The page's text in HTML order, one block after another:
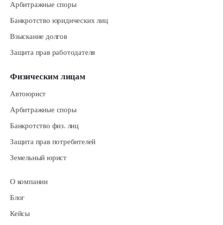
Арбитражные споры
Банкротство юридических лиц
Взыскание долгов
Защита прав работодателя
Физическим лицам
Автоюрист
Арбитражные споры
Банкротство физ. лиц
Защита прав потребителей
Земельный юрист
О компании
Блог
Кейсы